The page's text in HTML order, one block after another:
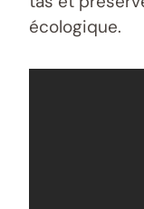
écologique.